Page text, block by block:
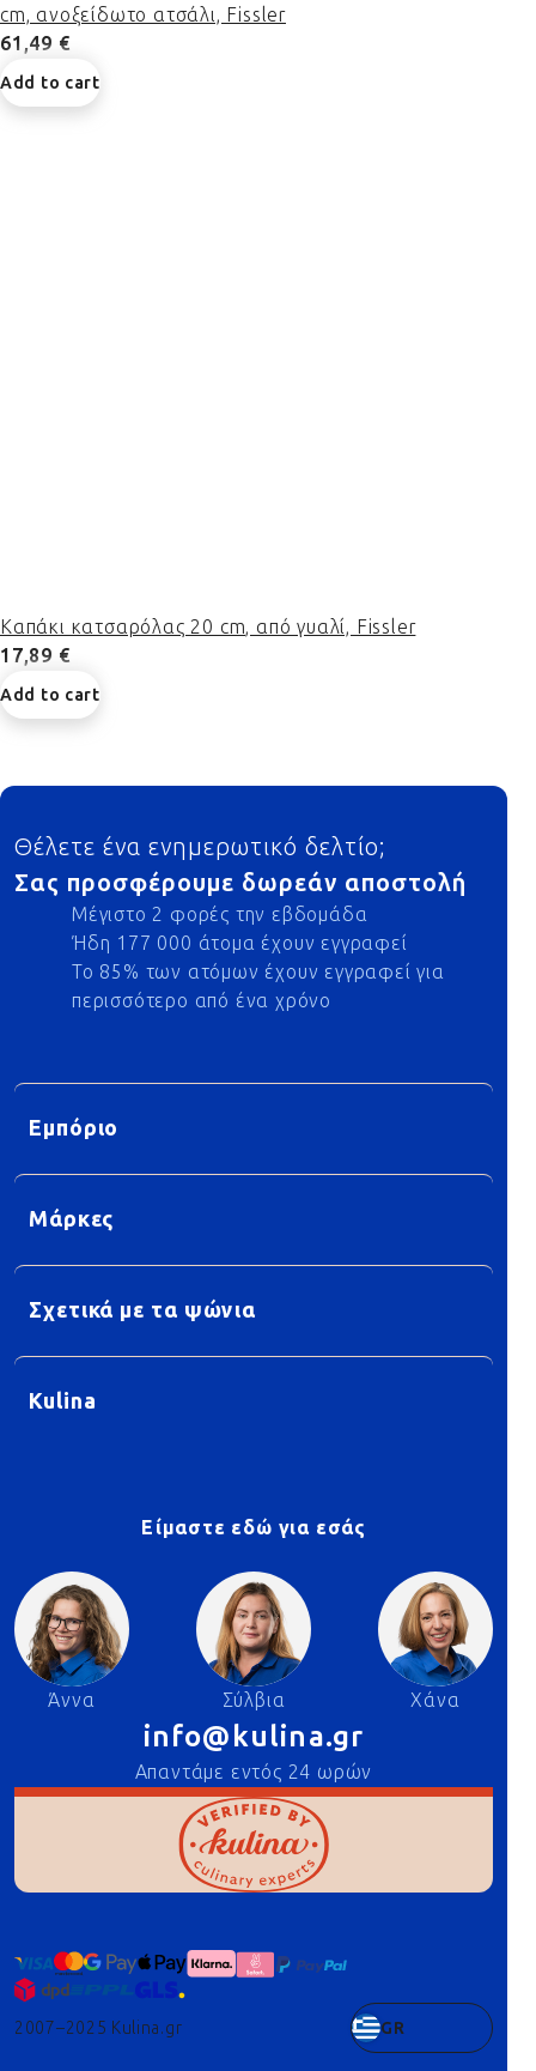
cm, ανοξείδωτο ατσάλι, Fissler
61,49 €
Add to cart
Καπάκι κατσαρόλας 20 cm, από γυαλί, Fissler
17,89 €
Add to cart
Footer
Θέλετε ένα ενημερωτικό δελτίο;
Σας προσφέρουμε δωρεάν αποστολή
Μέγιστο 2 φορές την εβδομάδα
Ήδη 177 000 άτομα έχουν εγγραφεί
Το 85% των ατόμων έχουν εγγραφεί για
περισσότερο από ένα χρόνο
Εμπόριο
Μάρκες
Σχετικά με τα ψώνια
Kulina
Είμαστε εδώ για εσάς
Άννα Σύλβια Χάνα
info@kulina.gr
Απαντάμε εντός 24 ωρών
2007–2025 Kulina.gr GR